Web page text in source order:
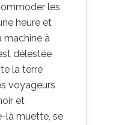
les
heure et
machine à
délestée
la terre
voyageurs
et
là muette, se